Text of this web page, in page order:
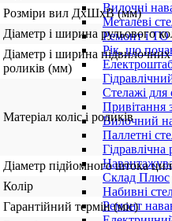
Вилочні
Металеві
Ремонт і ТО
Рік, що
Стелажі для
Привітання
Вилочний
Паллетні
Гідравлічна
Склад Плюс
Набивні
Ремонт
Розміри вил ДхШхВ (мм)
Діаметр і ширина рульового
Діаметр і ширина
роликів (мм)
Матеріал коліс і роликів
Діаметр підйомного штока
Колір
Гарантійний термін (міс)